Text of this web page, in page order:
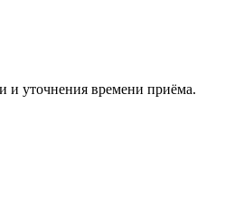
и уточнения времени приёма.